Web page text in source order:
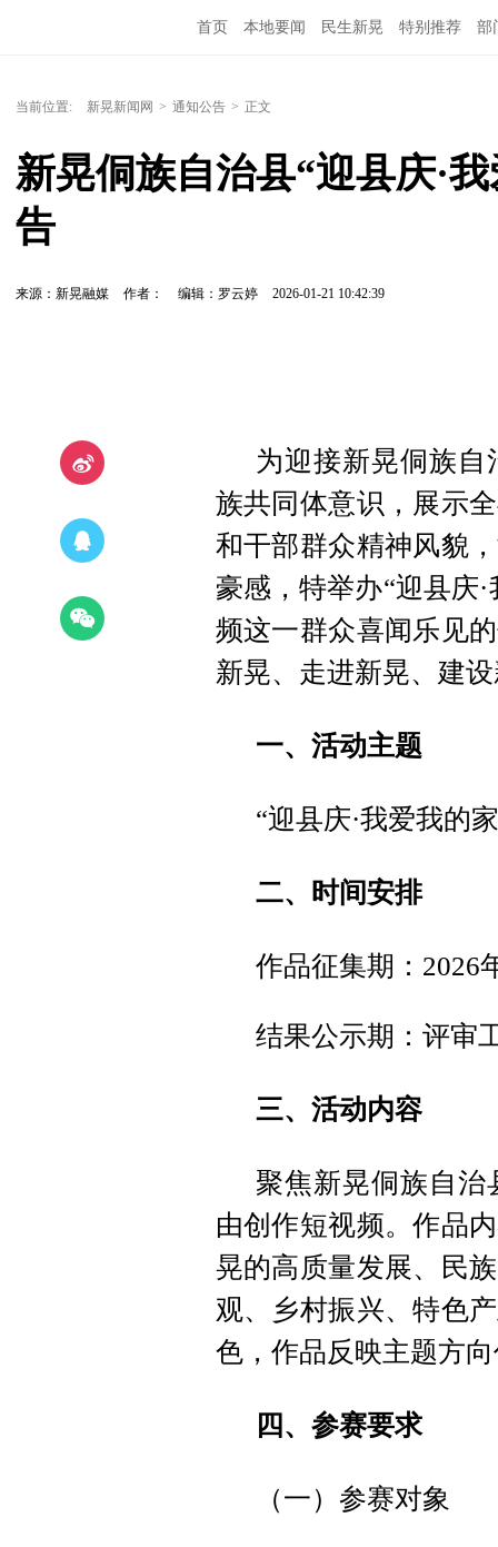
首页 本地要闻 民生新晃 特别推荐 部
当前位置: 新晃新闻网 > 通知公告 > 正文
新晃侗族自治县“迎县庆·
告
来源：新晃融媒 作者： 编辑：罗云婷 2026-01-21 10:42:39
为迎接新晃侗族自
族共同体意识，展示
和干部群众精神风貌
豪感，特举办“迎县庆
频这一群众喜闻乐见
新晃、走进新晃、建
一、活动主题
“迎县庆·我爱我的
二、时间安排
作品征集期：2026
结果公示期：评审
三、活动内容
聚焦新晃侗族自
由创作短视频。作品
晃的高质量发展、民
观、乡村振兴、特色
色，作品反映主题方
四、参赛要求
（一）参赛对象